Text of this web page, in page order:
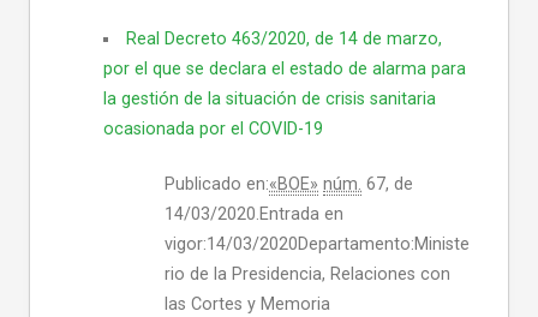
Real Decreto 463/2020, de 14 de marzo,
por el que se declara el estado de alarma para
la gestión de la situación de crisis sanitaria
ocasionada por el COVID-19
Publicado en:«BOE» núm. 67, de
14/03/2020.Entrada en
vigor:14/03/2020Departamento:Ministe
rio de la Presidencia, Relaciones con
las Cortes y Memoria